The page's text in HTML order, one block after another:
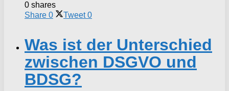
0 shares
Share 0 Tweet 0
Was ist der Unterschied
zwischen DSGVO und
BDSG?